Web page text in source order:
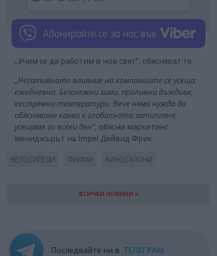
„Учим се да работим в нов свят“, обясняват те.
„Негативното влияние на компаниите се усеща
ежедневно. Безснежни зими, проливни дъждове,
екстремни температури. Вече няма нужда да
обясняваме какво е глобалното затопляне,
усещаме го всеки ден“, обясни маркетинг
мениджърът на Impel Дейвид Фрик.
ВЕЛОСИПЕДИ ФИЛМИ КИНОСАЛОНИ
ВСИЧКИ НОВИНИ »
Последвайте ни в ТЕЛЕГРАМ